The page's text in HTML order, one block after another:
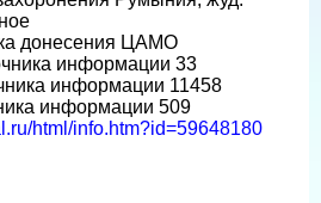
донесения ЦАМО
информации 33
информации 11458
информации 509
html/info.htm?id=59648180